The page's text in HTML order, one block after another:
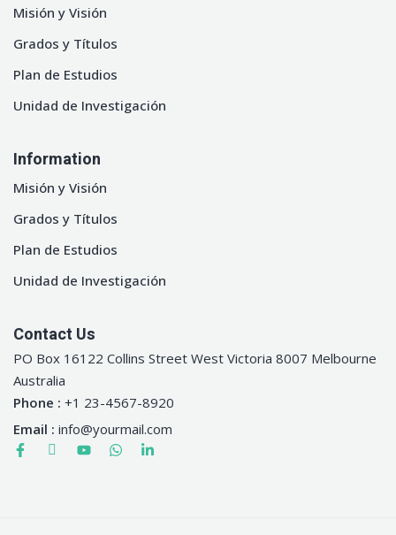
Misión y Visión
Grados y Títulos
Plan de Estudios
Unidad de Investigación
Information
Misión y Visión
Grados y Títulos
Plan de Estudios
Unidad de Investigación
Contact Us
PO Box 16122 Collins Street West Victoria 8007 Melbourne
Australia
Phone : +1 23-4567-8920
Email : info@yourmail.com